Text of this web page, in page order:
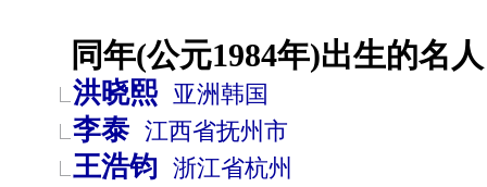
同年(公元1984年)出生的名
洪晓熙 亚洲韩国
李泰 江西省抚州市
王浩钧 浙江省杭州